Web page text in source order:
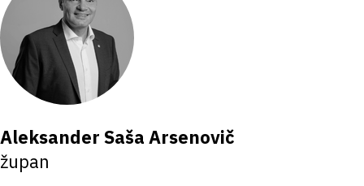
Aleksander Saša Arsenovič
župan